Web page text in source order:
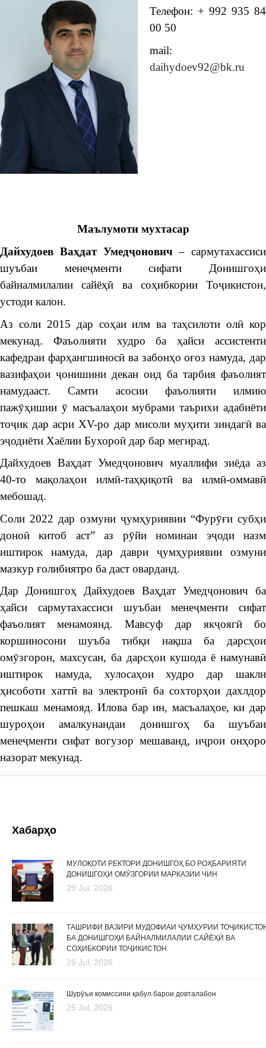
Телефон: + 992 935 84
00 50
mail:
daihydoev92@bk.ru
Маълумоти мухтасар
Дайхудоев ВаҳдатУмедҷонович– сармутахассиси
шуъбаи менеҷменти сифати Донишгоҳи
байналмилалии сайёҳӣ ва соҳибкории Тоҷикистон,
устоди калон.
Аз соли 2015 дар соҳаи илм ва таҳсилоти олӣ кор
мекунад. Фаъолияти худро ба ҳайси ассистенти
кафедраи фарҳангшиносӣ ва забонҳо оғоз намуда, дар
вазифаҳои ҷонишини декан оид ба тарбия фаъолият
намудааст. Самти асосии фаъолияти илмию
пажӯҳишии ӯ масъалаҳои мубрами таърихи адабиёти
тоҷик дар асри XV-ро дар мисоли муҳити зиндагӣ ва
эҷодиёти Хаёлии Бухороӣ дар бар мегирад.
Дайхудоев Ваҳдат Умедҷонович муаллифи зиёда аз
40-то мақолаҳои илмӣ-таҳқиқотӣ ва илмӣ-оммавӣ
мебошад.
Соли 2022 дар озмуни ҷумҳуриявии “Фурӯғи субҳи
доноӣ китоб аст” аз рӯйи номинаи эҷоди назм
иштирок намуда, дар даври ҷумҳуриявии озмуни
мазкур ғолибиятро ба даст оварданд.
Дар Донишгоҳ Дайхудоев Ваҳдат Умедҷонович ба
ҳайси сармутахассиси шуъбаи менеҷменти сифат
фаъолият менамоянд. Мавсуф дар якҷоягӣ бо
коршиносони шуъба тибқи нақша ба дарсҳои
омӯзгорон, махсусан, ба дарсҳои кушода ё намунавӣ
иштирок намуда, хулосаҳои худро дар шакли
ҳисоботи хаттӣ ва электронӣ ба сохторҳои дахлдор
пешкаш менамояд. Илова бар ин, масъалаҳое, ки дар
шуроҳои амалкунандаи донишгоҳ ба шуъбаи
менеҷменти сифат вогузор мешаванд, иҷрои онҳоро
назорат мекунад.
Хабарҳо
МУЛОҚОТИ РЕКТОРИ ДОНИШГОҲ БО РОҲБАРИЯТИ
ДОНИШГОҲИ ОМӮЗГОРИИ МАРКАЗИИ ЧИН
29 Jul, 2026
ТАШРИФИ ВАЗИРИ МУДОФИАИ ҶУМҲУРИИ
БА ДОНИШГОҲИ БАЙНАЛМИЛАЛИИ САЙЁҲӢ ВА
СОҲИБКОРИИ ТОҶИКИСТОН
29 Jul, 2026
Шурӯъи комиссияи қабул барои довталабон
25 Jul, 2026